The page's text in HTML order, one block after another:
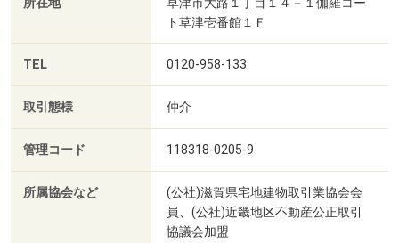
所在地
草津市大路１丁目１４－１伽羅コー
ト草津壱番館１Ｆ
TEL 0120-958-133
取引態様 仲介
管理コード 118318-0205-9
所属協会など
(公社)滋賀県宅地建物取引業協会会
員、(公社)近畿地区不動産公正取引
協議会加盟